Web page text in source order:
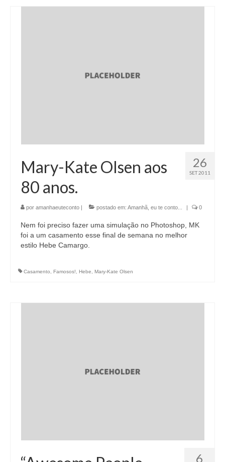
26
SET 2011
Mary-Kate Olsen aos
80 anos.
por amanhaeuteconto | postado em: Amanhã, eu te conto... | 0
Nem foi preciso fazer uma simulação no Photoshop, MK
foi a um casamento esse final de semana no melhor
estilo Hebe Camargo.
Casamento Famosos! Hebe Mary-Kate Olsen
6